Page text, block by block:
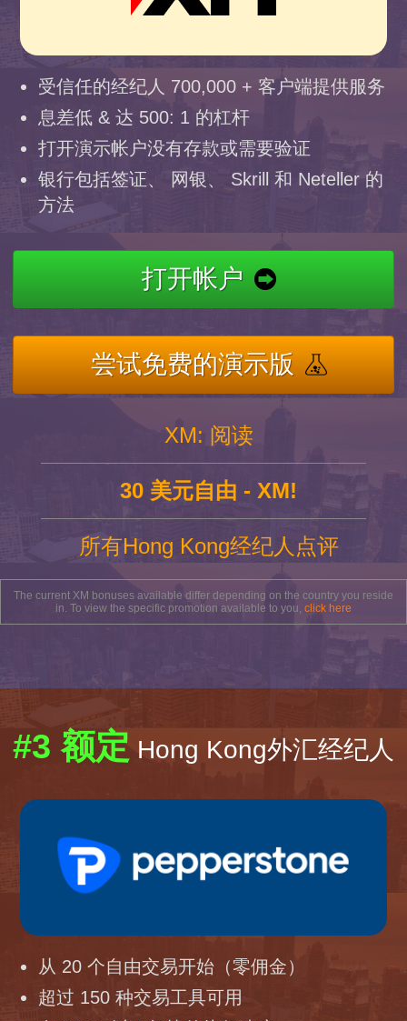
受信任的经纪人 700,000 + 客户端提供服务
息差低 & 达 500: 1 的杠杆
打开演示帐户没有存款或需要验证
银行包括签证、 网银、 Skrill 和 Neteller 的
方法
打开帐户
尝试免费的演示版
XM: 阅读
30 美元自由 - XM!
所有Hong Kong经纪人点评
The current XM bonuses available differ depending on the country you reside
in. To view the specific promotion available to you, click here
#3 额定 Hong Kong外汇经纪人
从 20 个自由交易开始（零佣金）
超过 150 种交易工具可用